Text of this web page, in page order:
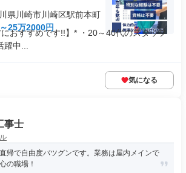
県川崎市川崎区駅前本町
25万2000円
おすすめです!!】* ・20～40代のスタッフ
中...
気になる
事士
帰で自由度バツグンです。業務は屋内メインで
の職場！